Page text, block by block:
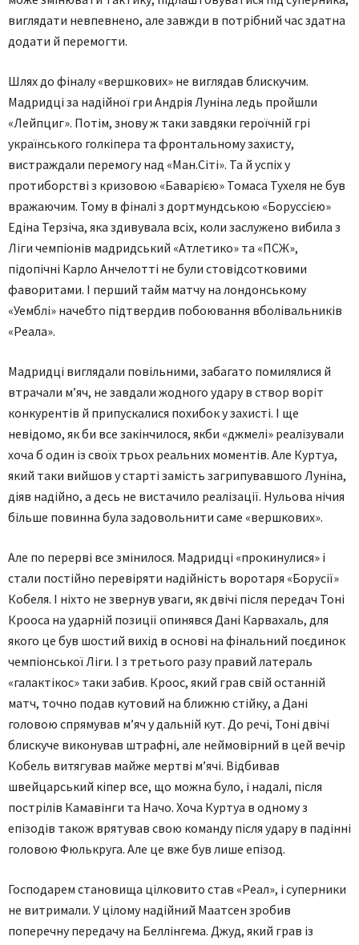
виглядати невпевнено, але завжди в потрібний час здатна
додати й перемогти.
Шлях до фіналу «вершкових» не виглядав блискучим.
Мадридці за надійної гри Андрія Луніна ледь пройшли
«Лейпциг». Потім, знову ж таки завдяки героїчній грі
українського голкіпера та фронтальному захисту,
вистраждали перемогу над «Ман.Сіті». Та й успіх у
протиборстві з кризовою «Баварією» Томаса Тухеля не був
вражаючим. Тому в фіналі з дортмундською «Боруссією»
Едіна Терзіча, яка здивувала всіх, коли заслужено вибила з
Ліги чемпіонів мадридський «Атлетико» та «ПСЖ»,
підопічні Карло Анчелотті не були стовідсотковими
фаворитами. І перший тайм матчу на лондонському
«Уемблі» начебто підтвердив побоювання вболівальників
«Реала».
Мадридці виглядали повільними, забагато помилялися й
втрачали м’яч, не завдали жодного удару в створ воріт
конкурентів й припускалися похибок у захисті. І ще
невідомо, як би все закінчилося, якби «джмелі» реалізували
хоча б один із своїх трьох реальних моментів. Але Куртуа,
який таки вийшов у старті замість загрипувавшого Луніна,
діяв надійно, а десь не вистачило реалізації. Нульова нічия
більше повинна була задовольнити саме «вершкових».
Але по перерві все змінилося. Мадридці «прокинулися» і
стали постійно перевіряти надійність воротаря «Борусії»
Кобеля. І ніхто не звернув уваги, як двічі після передач Тоні
Крооса на ударній позиції опинявся Дані Карвахаль, для
якого це був шостий вихід в основі на фінальний поєдинок
чемпіонської Ліги. І з третього разу правий латераль
«галактікос» таки забив. Кроос, який грав свій останній
матч, точно подав кутовий на ближню стійку, а Дані
головою спрямував м’яч у дальній кут. До речі, Тоні двічі
блискуче виконував штрафні, але неймовірний в цей вечір
Кобель витягував майже мертві м’ячі. Відбивав
швейцарський кіпер все, що можна було, і надалі, після
пострілів Камавінги та Начо. Хоча Куртуа в одному з
епізодів також врятував свою команду після удару в падінні
головою Фюлькруга. Але це вже був лише епізод.
Господарем становища цілковито став «Реал», і суперники
не витримали. У цілому надійний Маатсен зробив
поперечну передачу на Беллінгема. Джуд, який грав із